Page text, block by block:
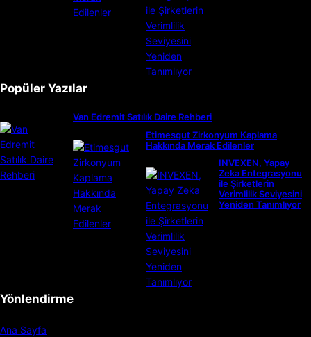
Popüler Yazılar
Van Edremit Satılık Daire Rehberi
Etimesgut Zirkonyum Kaplama
Hakkında Merak Edilenler
INVEXEN, Yapay
Zeka Entegrasyonu
ile Şirketlerin
Verimlilik Seviyesini
Yeniden Tanımlıyor
Yönlendirme
Ana Sayfa